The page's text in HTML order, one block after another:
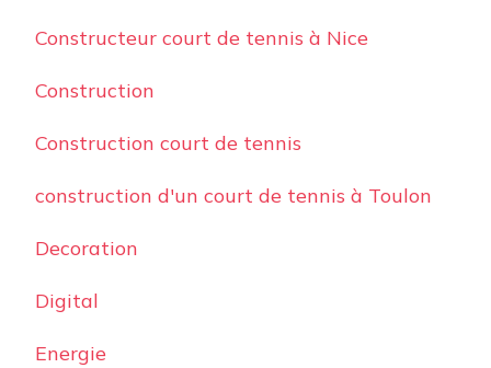
Constructeur court de tennis à Nice
Construction
Construction court de tennis
construction d'un court de tennis à Toulon
Decoration
Digital
Energie